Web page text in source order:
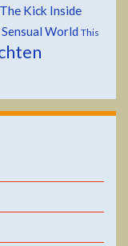
The Kick Inside
World This